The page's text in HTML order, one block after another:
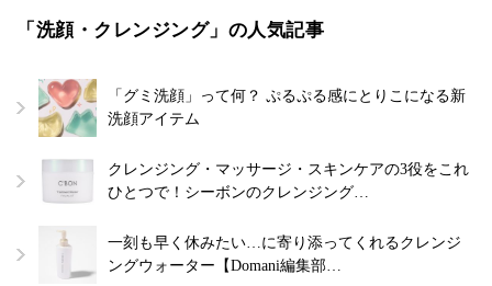
「洗顔・クレンジング」の人気記事
「グミ洗顔」って何？ ぷるぷる感にとりこになる新
洗顔アイテム
クレンジング・マッサージ・スキンケアの3役をこれ
ひとつで！シーボンのクレンジング…
一刻も早く休みたい…に寄り添ってくれるクレンジ
ングウォーター【Domani編集部…